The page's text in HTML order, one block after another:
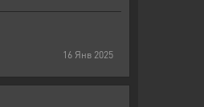
16 Янв 2025